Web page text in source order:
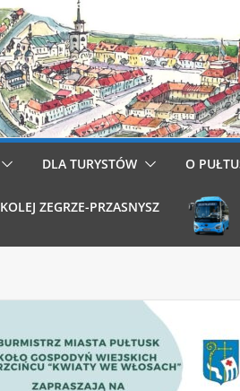
DLA TURYSTÓW O
KOLEJ ZEGRZE-PRZASNYSZ